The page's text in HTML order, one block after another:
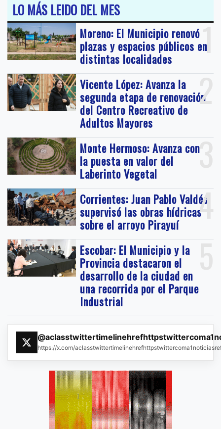
LO MÁS LEIDO DEL MES
1
Moreno: El Municipio renovó
plazas y espacios públicos en
distintas localidades
2
Vicente López: Avanza la
segunda etapa de renovación
del Centro Recreativo de
Adultos Mayores
3
Monte Hermoso: Avanza con
la puesta en valor del
Laberinto Vegetal
4
Corrientes: Juan Pablo Valdés
supervisó las obras hídricas
sobre el arroyo Pirayuí
5
Escobar: El Municipio y la
Provincia destacaron el
desarrollo de la ciudad en
una recorrida por el Parque
Industrial
https://x.com/